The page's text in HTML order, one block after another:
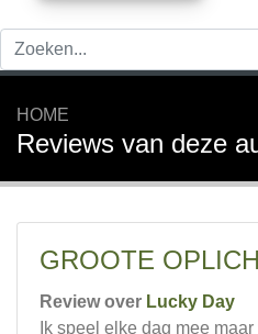
HOME
Reviews van deze
GROOTE
Review over Lucky Day
Ik speel elke dag mee